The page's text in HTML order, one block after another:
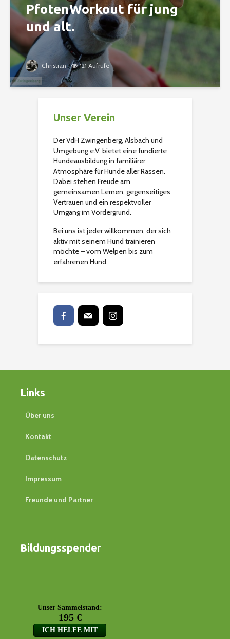
PfotenWorkout für jung
und alt.
Christian 121 Aufrufe
Unser Verein
Der VdH Zwingenberg, Alsbach und
Umgebung e.V. bietet eine fundierte
Hundeausbildung in familiärer
Atmosphäre für Hunde aller Rassen.
Dabei stehen Freude am
gemeinsamen Lernen, gegenseitiges
Vertrauen und ein respektvoller
Umgang im Vordergrund.
Bei uns ist jeder willkommen, der sich
aktiv mit seinem Hund trainieren
möchte – vom Welpen bis zum
erfahrenen Hund.
Links
Über uns
Kontakt
Datenschutz
Impressum
Freunde und Partner
Bildungsspender